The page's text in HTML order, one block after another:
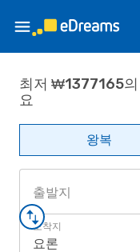
최저 ₩1377165의
요
왕복
출발지
도착지
요론